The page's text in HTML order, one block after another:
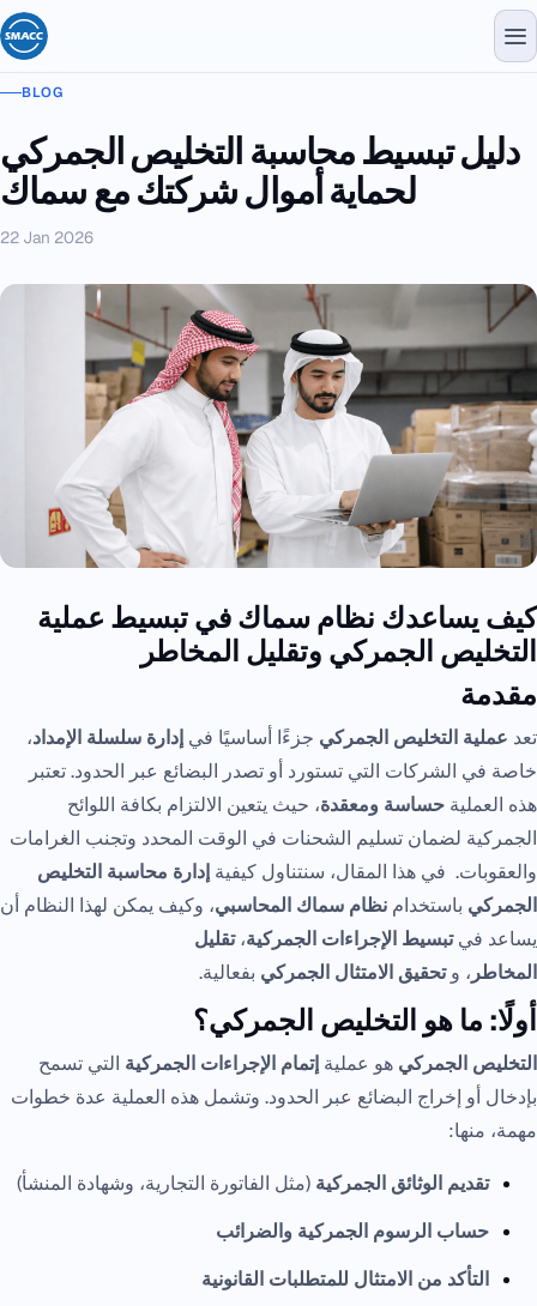
BLOG
دليل تبسيط محاسبة التخليص الجمركي
لحماية أموال شركتك مع سماك
22 Jan 2026
كيف يساعدك نظام سماك في تبسيط عملية
التخليص الجمركي وتقليل المخاطر
مقدمة
تعد عملية التخليص الجمركي جزءًا أساسيًا في إدارة سلسلة الإمداد،
خاصة في الشركات التي تستورد أو تصدر البضائع عبر الحدود. تعتبر
هذه العملية حساسة ومعقدة، حيث يتعين الالتزام بكافة اللوائح
الجمركية لضمان تسليم الشحنات في الوقت المحدد وتجنب الغرامات
والعقوبات. في هذا المقال، سنتناول كيفية إدارة محاسبة التخليص
الجمركي باستخدام نظام سماك المحاسبي، وكيف يمكن لهذا النظام أن
يساعد فيتبسيط الإجراءات الجمركية،تقليل
المخاطر، وتحقيق الامتثال الجمركي بفعالية.
أولًا: ما هو التخليص الجمركي؟
التخليص الجمركي هو عملية إتمام الإجراءات الجمركية التي تسمح
بإدخال أو إخراج البضائع عبر الحدود. وتشمل هذه العملية عدة خطوات
مهمة، منها:
تقديم الوثائق الجمركية (مثل الفاتورة التجارية، وشهادة المنشأ)
حساب الرسوم الجمركية والضرائب
التأكد من الامتثال للمتطلبات القانونية